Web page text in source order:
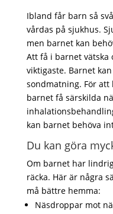
Ibland får barn så
vårdas på sjukhus.
men barnet kan
Att få i barnet vätska
viktigaste. Barnet
sondmatning. För
barnet få särskilda
kan barnet behöva
Du kan göra
Om barnet har
räcka. Här är några
må bättre hemma:
Näsdroppar mot